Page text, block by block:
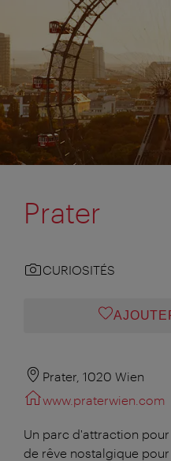
Prater
CURIOSITÉS
Prater, 1020 Wien
www.praterwien.com
Un parc d'attraction
de rêve nostalgique